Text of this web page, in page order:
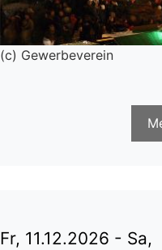
(c) Gewerbeverein
Fr, 11.12.2026 - Sa,